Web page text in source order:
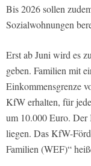
Bis 2026 sollen
Sozialwohnungen
Erst ab Juni wird es
geben. Familien mit
Einkommensgrenze
KfW erhalten, für
um 10.000 Euro. Der
liegen. Das KfW-
Familien (WEF)“